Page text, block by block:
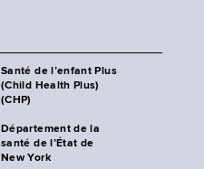
Santé de l’enfant Plus
(Child Health Plus)
(CHP)
Département de la
santé de l’État de
New York